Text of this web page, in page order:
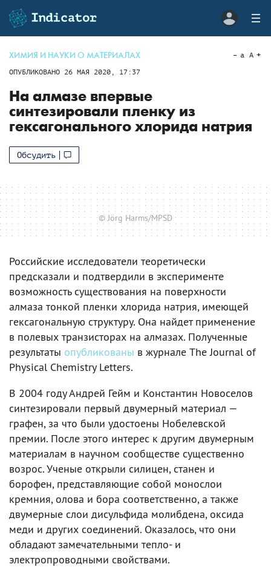
ХИМИЯ И НАУКИ О МАТЕРИАЛАХ
ОПУБЛИКОВАНО 26 МАЯ 2020, 17:37
a A
На алмазе впервые
синтезировали пленку из
гексагонального хлорида натрия
Обсудить
© Jörg Harms/MPSD
Российские исследователи теоретически
предсказали и подтвердили в эксперименте
возможность существования на поверхности
алмаза тонкой пленки хлорида натрия, имеющей
гексагональную структуру. Она найдет применение
в полевых транзисторах на алмазах. Полученные
результаты опубликованы в журнале The Journal of
Physical Chemistry Letters.
В 2004 году Андрей Гейм и Константин Новоселов
синтезировали первый двумерный материал —
графен, за что были удостоены Нобелевской
премии. После этого интерес к другим двумерным
материалам в научном сообществе существенно
возрос. Ученые открыли силицен, станен и
борофен, представляющие собой монослои
кремния, олова и бора соответственно, а также
двумерные слои дисульфида молибдена, оксида
меди и других соединений. Оказалось, что они
обладают замечательными тепло- и
электропроводными свойствами.